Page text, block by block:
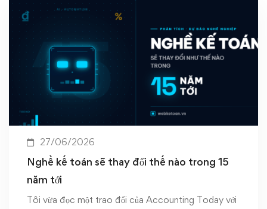
27/06/2026
Nghề kế toán sẽ thay đổi thế nào trong 15
năm tới
Tôi vừa đọc một trao đổi của Accounting Today với